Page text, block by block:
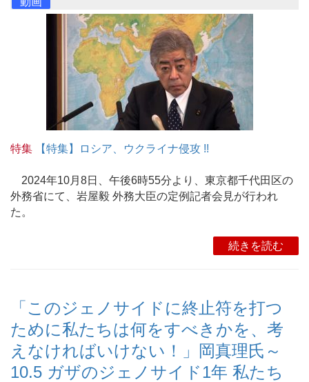
特集 【特集】ロシア、ウクライナ侵攻 !!
2024年10月8日、午後6時55分より、東京都千代田区の
外務省にて、岩屋毅 外務大臣の定例記者会見が行われ
た。
続きを読む
「このジェノサイドに終止符を打つ
ために私たちは何をすべきかを、考
えなければいけない！」岡真理氏～
10.5 ガザのジェノサイド1年 私たち